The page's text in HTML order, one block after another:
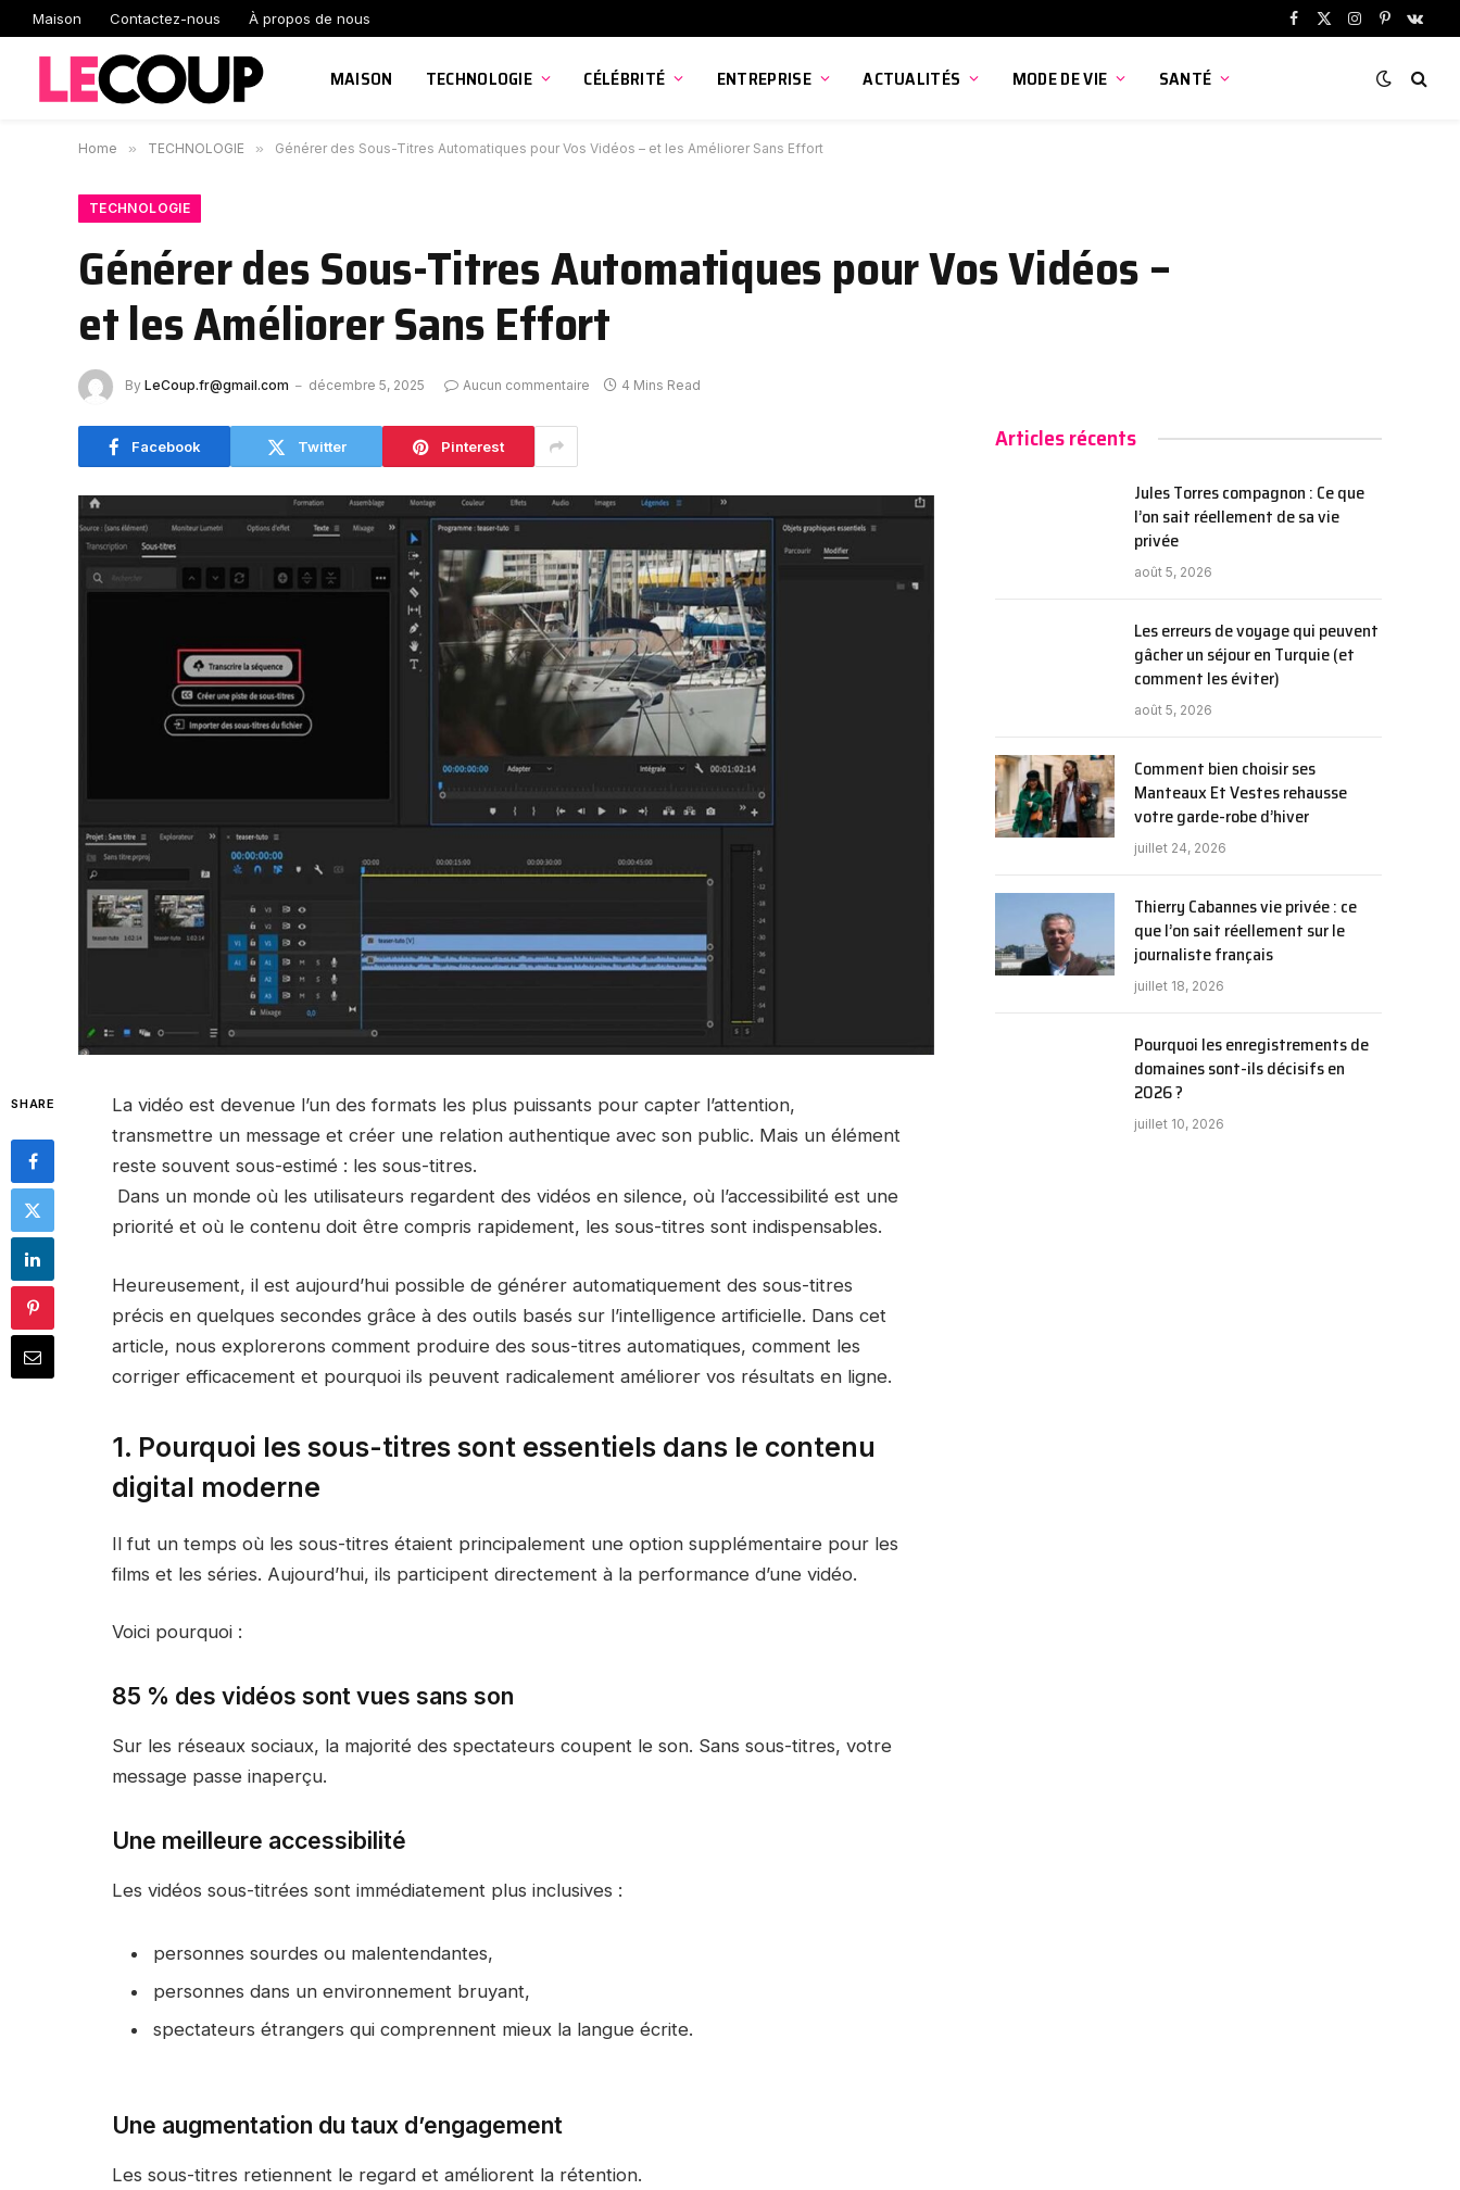
Maison Contactez-nous À propos de nous
Facebook
X
Instagram
Pinterest
MAISON TECHNOLOGIE CÉLÉBRITÉ ENTREPRISE ACTUALITÉS MODE DE VIE SANTÉ
Home » TECHNOLOGIE » Générer des Sous-Titres Automatiques pour Vos Vidéos – et les Améliorer Sans Effort
TECHNOLOGIE
Générer des Sous-Titres Automatiques pour Vos Vidéos –
et les Améliorer Sans Effort
By LeCoup.fr@gmail.com décembre 5, 2025 Aucun commentaire 4 Mins Read
Facebook Twitter Pinterest
SHARE
La vidéo est devenue l’un des formats les plus puissants pour capter l’attention,
transmettre un message et créer une relation authentique avec son public. Mais un élément
reste souvent sous-estimé : les sous-titres.
Dans un monde où les utilisateurs regardent des vidéos en silence, où l’accessibilité est une
priorité et où le contenu doit être compris rapidement, les sous-titres sont indispensables.
Heureusement, il est aujourd’hui possible de générer automatiquement des sous-titres
précis en quelques secondes grâce à des outils basés sur l’intelligence artificielle. Dans cet
article, nous explorerons comment produire des sous-titres automatiques, comment les
corriger efficacement et pourquoi ils peuvent radicalement améliorer vos résultats en ligne.
1. Pourquoi les sous-titres sont essentiels dans le contenu
digital moderne
Il fut un temps où les sous-titres étaient principalement une option supplémentaire pour les
films et les séries. Aujourd’hui, ils participent directement à la performance d’une vidéo.
Voici pourquoi :
85 % des vidéos sont vues sans son
Sur les réseaux sociaux, la majorité des spectateurs coupent le son. Sans sous-titres, votre
message passe inaperçu.
Une meilleure accessibilité
Les vidéos sous-titrées sont immédiatement plus inclusives :
personnes sourdes ou malentendantes,
personnes dans un environnement bruyant,
spectateurs étrangers qui comprennent mieux la langue écrite.
Une augmentation du taux d’engagement
Les sous-titres retiennent le regard et améliorent la rétention.
Articles récents
Jules Torres compagnon : Ce que
l’on sait réellement de sa vie
privée
août 5, 2026
Les erreurs de voyage qui peuvent
gâcher un séjour en Turquie (et
comment les éviter)
août 5, 2026
Comment bien choisir ses
Manteaux Et Vestes rehausse
votre garde-robe d’hiver
juillet 24, 2026
Thierry Cabannes vie privée : ce
que l’on sait réellement sur le
journaliste français
juillet 18, 2026
Pourquoi les enregistrements de
domaines sont-ils décisifs en
2026 ?
juillet 10, 2026